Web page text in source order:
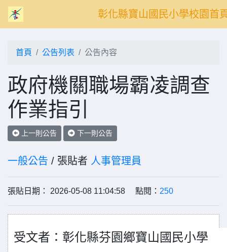
彰化縣寶山國民小學校園首
首頁 公告列表 公告內容
政府機關職場霸凌調查
作業指引
上一則公告 下一則公告
一般公告 / 張貼者 人事管理員
張貼日期： 2026-05-08 11:04:58 點閱： 250
受文者：彰化縣芬園鄉寶山國民小學